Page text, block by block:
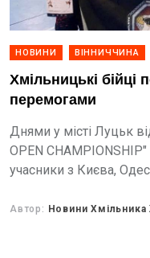
НОВИНИ ВІННИЧЧИНА
Хмільницькі
перемогами
Днями у місті Луцьк
OPEN
учасники з Києва,
Автор: Новини Хмільника